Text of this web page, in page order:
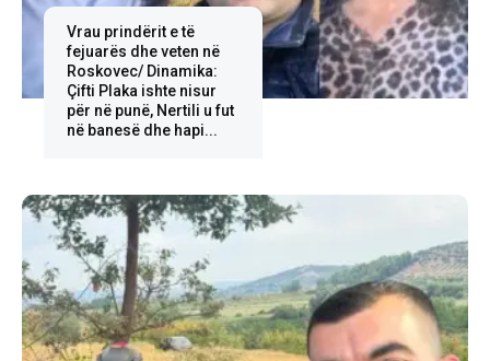
Vrau prindërit e të
fejuarës dhe veten në
Roskovec/ Dinamika:
Çifti Plaka ishte nisur
për në punë, Nertili u fut
në banesë dhe hapi...